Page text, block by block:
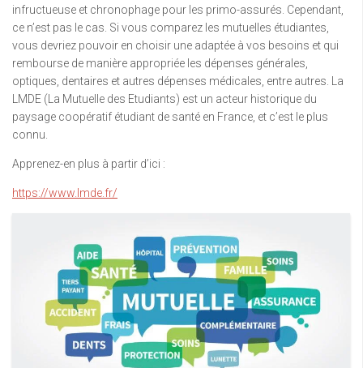
infructueuse et chronophage pour les primo-assurés. Cependant,
ce n’est pas le cas. Si vous comparez les mutuelles étudiantes,
vous devriez pouvoir en choisir une adaptée à vos besoins et qui
rembourse de manière appropriée les dépenses générales,
optiques, dentaires et autres dépenses médicales, entre autres. La
LMDE (La Mutuelle des Etudiants) est un acteur historique du
paysage coopératif étudiant de santé en France, et c’est le plus
connu.
Apprenez-en plus à partir d’ici :
https://www.lmde.fr/